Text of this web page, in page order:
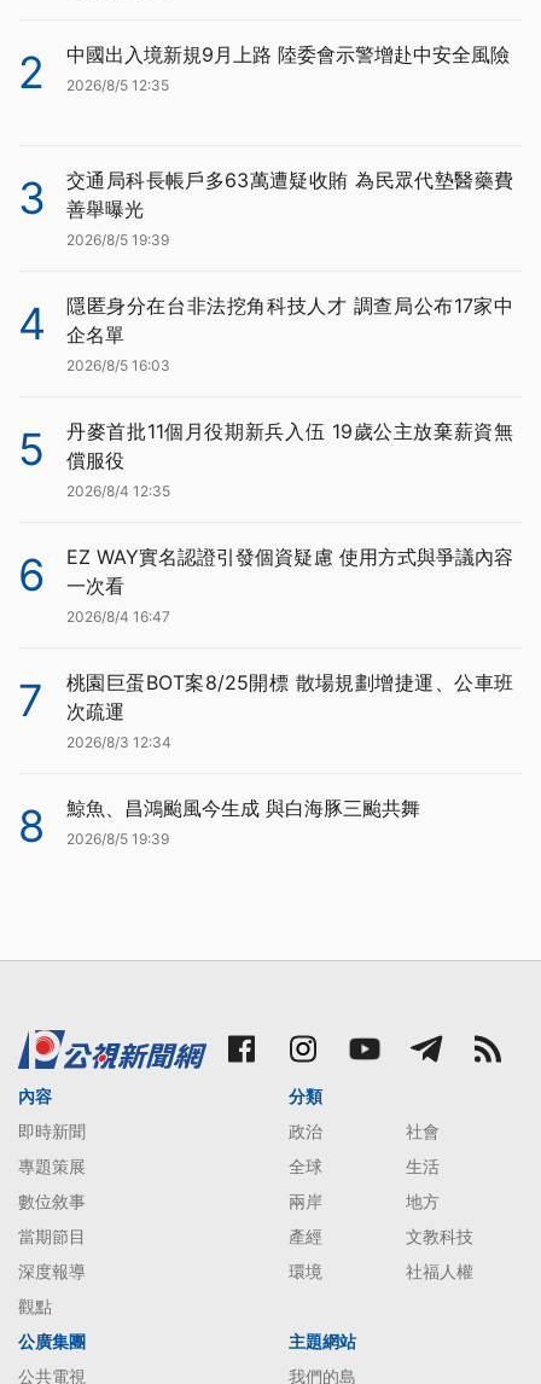
2 中國出入境新規9月上路 陸委會示警增赴中安全風險
2026/8/5 12:35
3
交通局科長帳戶多63萬遭疑收賄 為民眾代墊醫藥費
善舉曝光
2026/8/5 19:39
4
隱匿身分在台非法挖角科技人才 調查局公布17家中
企名單
2026/8/5 16:03
5
丹麥首批11個月役期新兵入伍 19歲公主放棄薪資無
償服役
2026/8/4 12:35
6
EZ WAY實名認證引發個資疑慮 使用方式與爭議內容
一次看
2026/8/4 16:47
7
桃園巨蛋BOT案8/25開標 散場規劃增捷運、公車班
次疏運
2026/8/3 12:34
8 鯨魚、昌鴻颱風今生成 與白海豚三颱共舞
2026/8/5 19:39
內容
即時新聞
專題策展
數位敘事
當期節目
深度報導
觀點
分類
政治
社會
全球
生活
兩岸
地方
產經
文教科技
環境
社福人權
公廣集團
公共電視
主題網站
我們的島